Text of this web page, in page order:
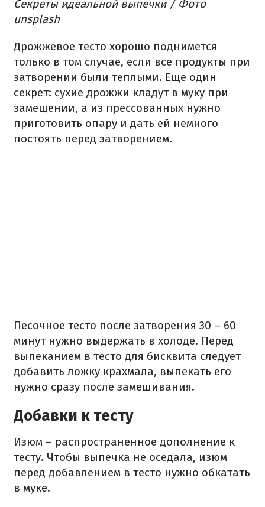
Секреты идеальной выпечки / Фото
unsplash
Дрожжевое тесто хорошо поднимется
только в том случае, если все продукты при
затворении были теплыми. Еще один
секрет: сухие дрожжи кладут в муку при
замещении, а из прессованных нужно
приготовить опару и дать ей немного
постоять перед затворением.
Песочное тесто после затворения 30 – 60
минут нужно выдержать в холоде. Перед
выпеканием в тесто для бисквита следует
добавить ложку крахмала, выпекать его
нужно сразу после замешивания.
Добавки к тесту
Изюм – распространенное дополнение к
тесту. Чтобы выпечка не оседала, изюм
перед добавлением в тесто нужно обкатать
в муке.